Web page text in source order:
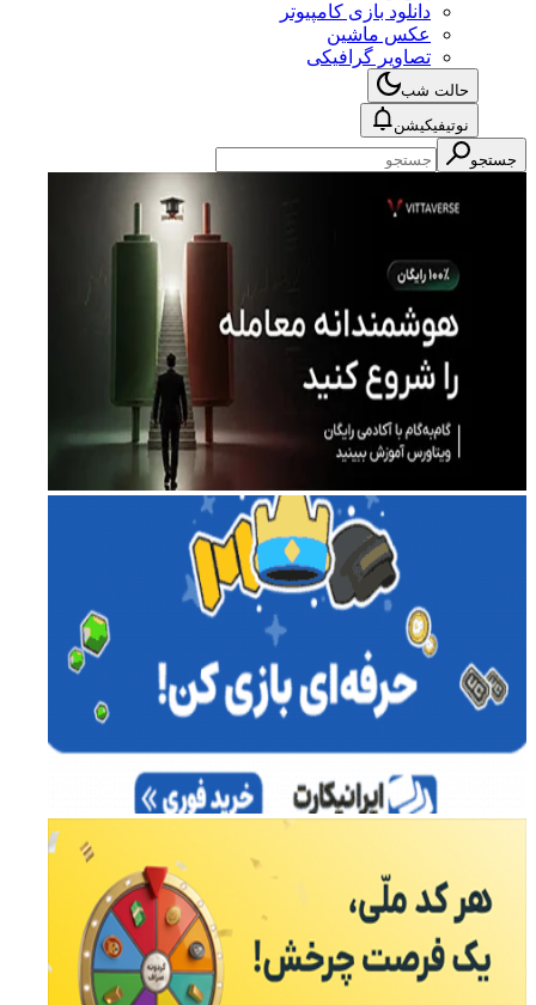
دانلود بازی کامپیوتر
عکس ماشین
تصاویر گرافیکی
حالت شب
نوتیفیکیشن
جستجو